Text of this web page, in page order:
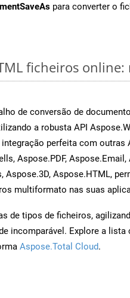
para converter o
ficheiros
de conversão de
a robusta API
perfeita com outras
Aspose.PDF, Aspose.Email,
Aspose.3D, Aspose.HTML,
multiformato nas suas
de tipos de ficheiros,
incomparável. Explore a lista
Aspose.Total Cloud.